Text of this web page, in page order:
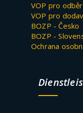
VOP pro
VOP pro
BOZP - Česko
BOZP -
Ochrana